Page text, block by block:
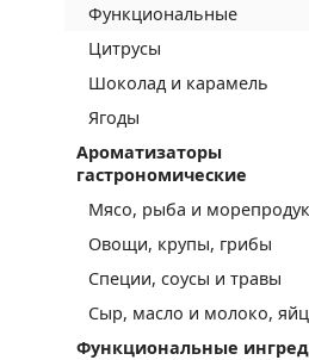
Функциональные
Цитрусы
Шоколад и карамель
Ягоды
Ароматизаторы
гастрономические
Мясо, рыба и
Овощи, крупы, грибы
Специи, соусы и травы
Сыр, масло и молоко,
Функциональные